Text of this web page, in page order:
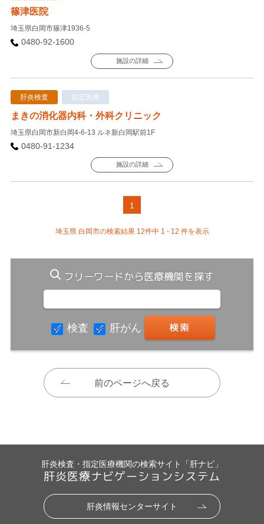
篠津医院
埼玉県白岡市篠津1936-5
0480-92-1600
施設の詳細
肝炎検査 指定医療
まきの消化器内科・外科クリニック
埼玉県白岡市新白岡4-6-13 ルネ新白岡駅前1F
0480-91-1234
施設の詳細
1
埼玉県 白岡市の検索結果 12件中 1 - 12 件を表示
フリーワードから医療機関を探す
検査 肝がん
前のページへ戻る
肝炎検査・指定医療機関の検索サイト「肝ナビ」
肝炎医療ナビゲーションシステム
肝炎情報センターサイト